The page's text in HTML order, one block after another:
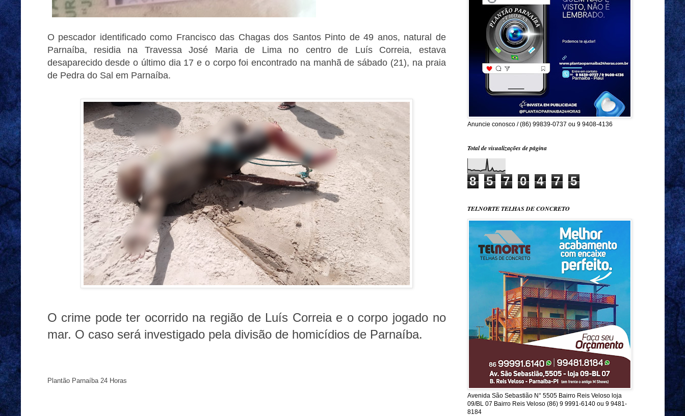
O pescador identificado como Francisco das Chagas dos Santos Pinto de 49 anos, natural de
Parnaíba, residia na Travessa José Maria de Lima no centro de Luís Correia, estava
desaparecido desde o último dia 17 e o corpo foi encontrado na manhã de sábado (21), na praia
de Pedra do Sal em Parnaíba.
O crime pode ter ocorrido na região de Luís Correia e o corpo jogado no
mar. O caso será investigado pela divisão de homicídios de Parnaíba.
Plantão Parnaíba 24 Horas
Anuncie conosco / (86) 99839-0737 ou 9 9408-4136
Total de visualizações de página
8 5 7 0 4 7 5
TELNORTE TELHAS DE CONCRETO
Avenida São Sebastião N° 5505 Bairro Reis Veloso loja
09/BL 07 Bairro Reis Veloso (86) 9 9991-6140 ou 9 9481-
8184